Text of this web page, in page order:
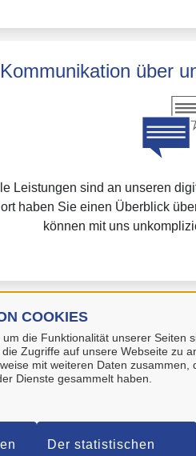
COOKIES
die Funktionalität unserer Seiten
Zugriffe auf unsere Webseite zu
mit weiteren Daten
Dienste gesammelt haben.
Der statistischen
über
Leistungen sind an unseren
haben Sie einen Überblick
können mit uns
derFAQ-Seite von Mein
Impressum